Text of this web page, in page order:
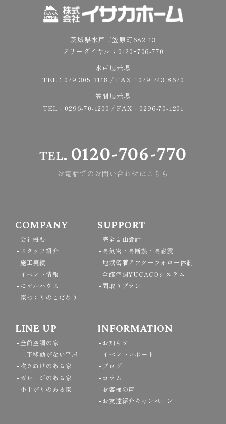
茨城県水戸市笠原町682-13
フリーダイヤル： 0120ｰ706-770
水戸展示場
TEL： 029-305-3118 / FAX：029-243-8620
笠間展示場
TEL： 0296-70-1200 / FAX：0296-70-1201
TEL. 0120-706-770
お電話でのお問い合わせはこちら
COMPANY
会社概要
スタッフ紹介
施工実績
イベント情報
モデルハウス
家づくりのこだわり
SUPPORT
完全自由設計
高気密・高断熱・高耐震
地域密着アフターフォロー体制
全館空調YUCACOシステム
間取りプラン
LINE UP
全館空調の家
上下移動がない平屋
吹きぬけのある家
ガレージのある家
小上がりのある家
INFORMATION
お知らせ
イベントレポート
ブログ
コラム
お客様の声
お友達紹介キャンペーン